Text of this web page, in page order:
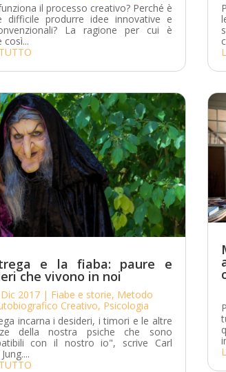
il processo creativo? Perché è
difficile produrre idee innovative e
La ragione per cui è
così...
e la fiaba: paure e
che vivono in noi
2017 | Fiabe e storie, Metodo
Creativo, Psicologia
incarna i desideri, i timori e le altre
della nostra psiche che sono
con il nostro io", scrive Carl